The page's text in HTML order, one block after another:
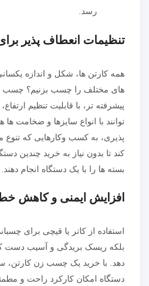
رسد.
تنظیمات انعطاف پذیر
همه کارتن ها، شکل و اندازه
های مختلف را چسب بزنیم؟ چسب
پیشرفته تر، با قابلیت تنظیم
توانند با انواع سایزها و ضخامت
پذیری، به کسب وکارهایی که
کند تا بدون نیاز به خرید چندین
بسته ها را با یک دستگاه انجام دهند.
افزایش ایمنی و کاهش
استفاده از کاتر یا قیچی برای
بلکه ریسک بریدگی و آسیب دست
دهد. با خرید یک چسب زن کارتن،
دستگاه امکان کارکرد راحت و